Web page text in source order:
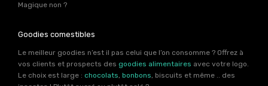
Magique non ?
Goodies comestibles
Le meilleur goodies n’est il pas celui que l’on consomme ? Offrez à
vos clients et prospects des goodies alimentaires avec votre logo.
Le choix est large : chocolats, bonbons, biscuits et même .. des